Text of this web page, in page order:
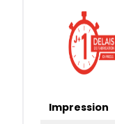
Impression